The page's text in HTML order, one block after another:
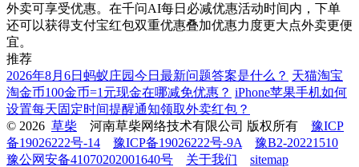
外卖可享受优惠。在千问AI每日必减优惠活动时间内，下单
还可以获得支付宝红包双重优惠叠加优惠力度更大点外卖更便
宜。
推荐
2026年8月6日蚂蚁庄园今日最新问题答案​是什么？ 天猫淘宝
淘金币100金币=1元现金在哪减免优惠？ iPhone苹果手机如何
设置每天固定时间提醒通知领取外卖红包？
© 2026 草柴 河南草柴网络技术有限公司 版权所有 豫ICP
备19026222号-14
豫ICP备19026222号-9A
豫B2-20221510
豫公网安备41070202001640号
关于我们 sitemap